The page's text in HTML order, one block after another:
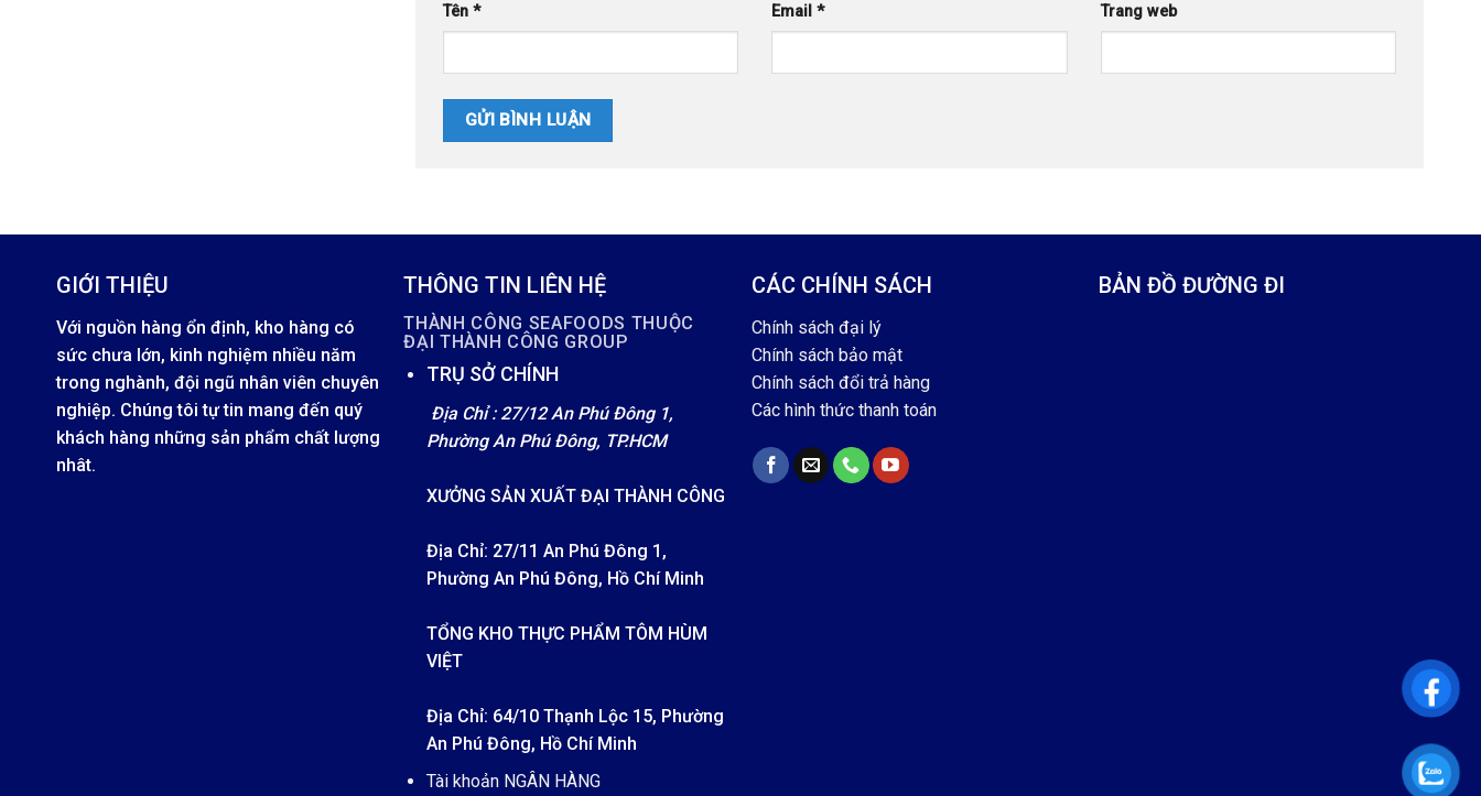
Tên * Email* Trang web
GIỚI THIỆU
Với nguồn hàng ổn định, kho hàng có
sức chưa lớn, kinh nghiệm nhiều năm
trong nghành, đội ngũ nhân viên chuyên
nghiệp. Chúng tôi tự tin mang đến quý
khách hàng những sản phẩm chất lượng
nhât.
THÔNG TIN LIÊN HỆ
THÀNH CÔNG SEAFOODS THUỘC
ĐẠI THÀNH CÔNG GROUP
TRỤ SỞ CHÍNH
Địa Chỉ : 27/12 An Phú Đông 1,
Phường An Phú Đông, TP.HCM
XƯỞNG SẢN XUẤT ĐẠI THÀNH CÔNG
Địa Chỉ: 27/11 An Phú Đông 1,
Phường An Phú Đông, Hồ Chí Minh
TỔNG KHO THỰC PHẨM TÔM HÙM
VIỆT
Địa Chỉ: 64/10 Thạnh Lộc 15, Phường
An Phú Đông, Hồ Chí Minh
Tài khoản NGÂN HÀNG
CÁC CHÍNH SÁCH
Chính sách đại lý
Chính sách bảo mật
Chính sách đổi trả hàng
Các hình thức thanh toán
BẢN ĐỒ ĐƯỜNG ĐI